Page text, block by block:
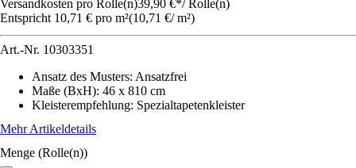
Versandkosten pro Rolle(n)39,90 €*/ Rolle(n)
Entspricht 10,71 € pro m²(10,71 €/ m²)
Art.-Nr. 10303351
Ansatz des Musters: Ansatzfrei
Maße (BxH): 46 x 810 cm
Kleisterempfehlung: Spezialtapetenkleister
Mehr Artikeldetails
Menge (Rolle(n))